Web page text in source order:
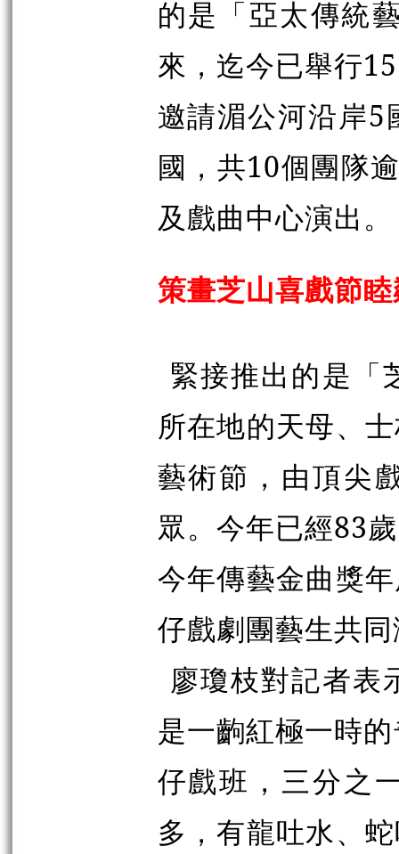
的是「亞太傳統
來，迄今已舉行
邀請湄公河沿岸
國，共10個團隊
及戲曲中心演出。
策畫芝山喜戲節
緊接推出的是「
所在地的天母、
藝術節，由頂尖
眾。今年已經83
今年傳藝金曲獎
仔戲劇團藝生共
廖瓊枝對記者表
是一齣紅極一時
仔戲班，三分之
多，有龍吐水、